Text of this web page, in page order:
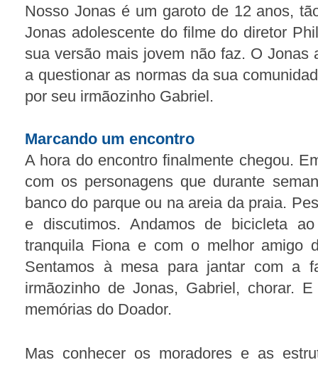
Nosso Jonas é um garoto de 12 anos,
Jonas adolescente do filme do diretor
sua versão mais jovem não faz. O Jonas
a questionar as normas da sua
por seu irmãozinho Gabriel.
Marcando um encontro
A hora do encontro finalmente chegou.
com os personagens que durante
banco do parque ou na areia da praia.
e discutimos. Andamos de bicicleta
tranquila Fiona e com o melhor amigo
Sentamos à mesa para jantar com a
irmãozinho de Jonas, Gabriel, chorar.
memórias do Doador.
Mas conhecer os moradores e as